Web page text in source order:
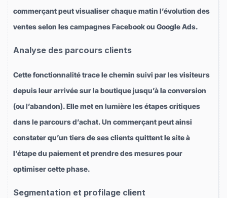
commerçant peut visualiser chaque matin l’évolution des
ventes selon les campagnes Facebook ou Google Ads.
Analyse des parcours clients
Cette fonctionnalité trace le chemin suivi par les visiteurs
depuis leur arrivée sur la boutique jusqu’à la conversion
(ou l’abandon). Elle met en lumière les étapes critiques
dans le parcours d’achat. Un commerçant peut ainsi
constater qu’un tiers de ses clients quittent le site à
l’étape du paiement et prendre des mesures pour
optimiser cette phase.
Segmentation et profilage client